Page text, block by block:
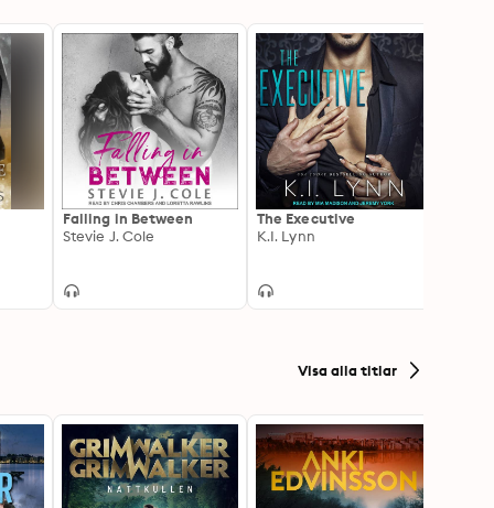
Falling in Between
Stevie J. Cole
The Executive
K.I. Lynn
Visa alla titlar